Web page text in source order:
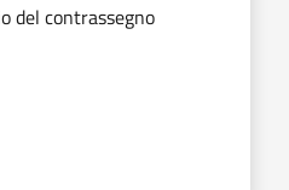
del contrassegno